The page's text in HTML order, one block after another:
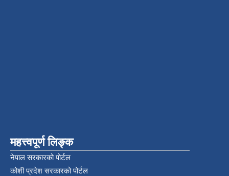
महत्त्वपूर्ण लिङ्क
नेपाल सरकारको पोर्टल
कोशी प्रदेश सरकारको पोर्टल